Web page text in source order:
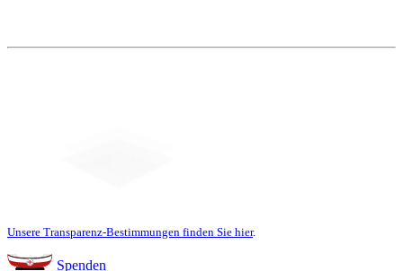
Unsere Transparenz-Bestimmungen finden Sie hier.
Spenden